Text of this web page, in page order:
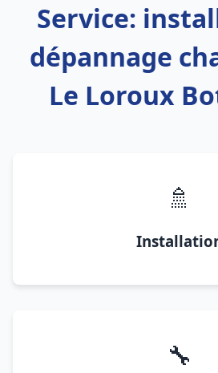
Service:
dépannage
Le Loroux
🚿
🔧